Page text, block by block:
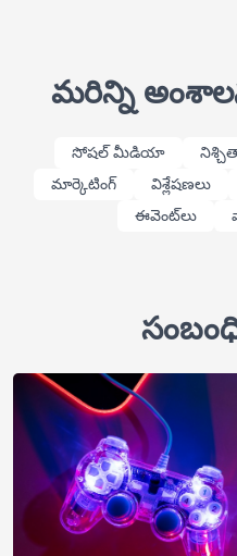
మరిన్ని
సోషల్ మీడియా
మార్కెటింగ్
విశ్లేషణలు
ఈవెంట్‌లు